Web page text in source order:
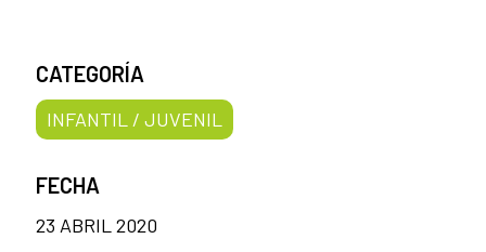
CATEGORÍA
INFANTIL / JUVENIL
FECHA
23 ABRIL 2020